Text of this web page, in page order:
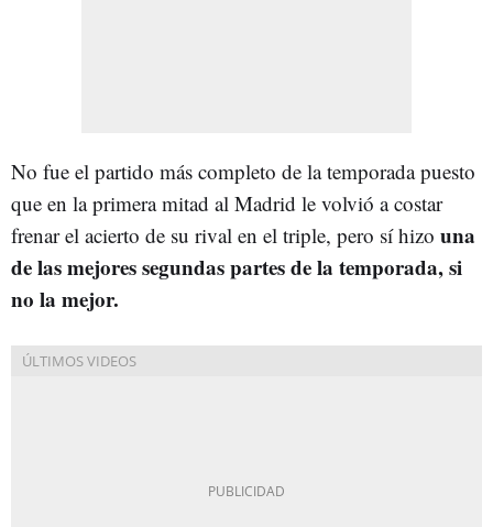
No fue el partido más completo de la temporada puesto
que en la primera mitad al Madrid le volvió a costar
frenar el acierto de su rival en el triple, pero sí hizo una
de las mejores segundas partes de la temporada, si
no la mejor.